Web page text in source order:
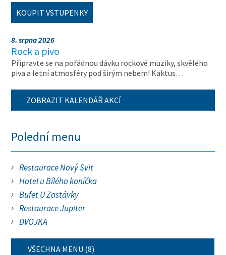
KOUPIT VSTUPENKY
8. srpna 2026
Rock a pivo
Připravte se na pořádnou dávku rockové muziky, skvělého
piva a letní atmosféry pod širým nebem! Kaktus…
ZOBRAZIT KALENDÁŘ AKCÍ
Polední menu
Restaurace Nový Svit
Hotel u Bílého koníčka
Bufet U Zastávky
Restaurace Jupiter
DVOJKA
VŠECHNA MENU (8)